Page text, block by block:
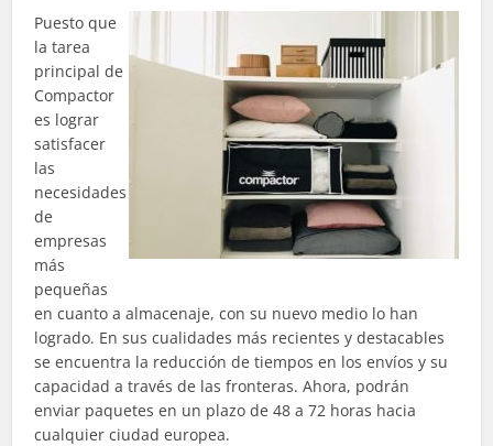
Puesto que
la tarea
principal de
Compactor
es lograr
satisfacer
las
necesidades
de
empresas
más
pequeñas
en cuanto a almacenaje, con su nuevo medio lo han
logrado. En sus cualidades más recientes y destacables
se encuentra la reducción de tiempos en los envíos y su
capacidad a través de las fronteras. Ahora, podrán
enviar paquetes en un plazo de 48 a 72 horas hacia
cualquier ciudad europea.